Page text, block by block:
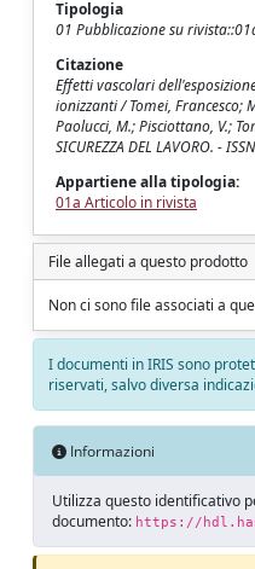
Tipologia
01 Pubblicazione su
Citazione
Effetti vascolari
ionizzanti / Tomei, Francesco;
Paolucci, M.; Pisciottano, V.;
SICUREZZA DEL LAVORO. -
Appartiene alla tipologia:
01a Articolo in rivista
File allegati a questo prodotto
Non ci sono file associati a
I documenti in IRIS sono
riservati, salvo diversa
Informazioni
Utilizza questo identificativo
documento: https://